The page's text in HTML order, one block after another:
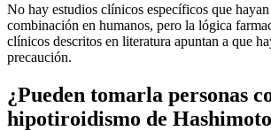
No hay estudios clínicos específicos que hayan
combinación en humanos, pero la lógica
clínicos descritos en literatura apuntan a que
precaución.
¿Pueden tomarla personas
hipotiroidismo de